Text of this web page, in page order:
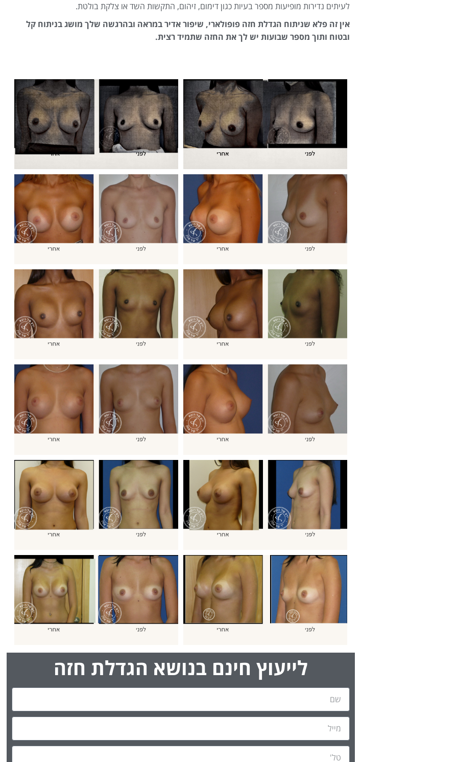
לעיתים נדירות מופיעות מספר בעיות כגון דימום, זיהום, התקשות השד או צלקת בולטת.
אין זה פלא שניתוח הגדלת חזה פופולארי, שיפור אדיר במראה ובהרגשה שלך מושג בניתוח קל
ובטוח ותוך מספר שבועות יש לך את החזה שתמיד רצית.
לייעוץ חינם בנושא הגדלת חזה